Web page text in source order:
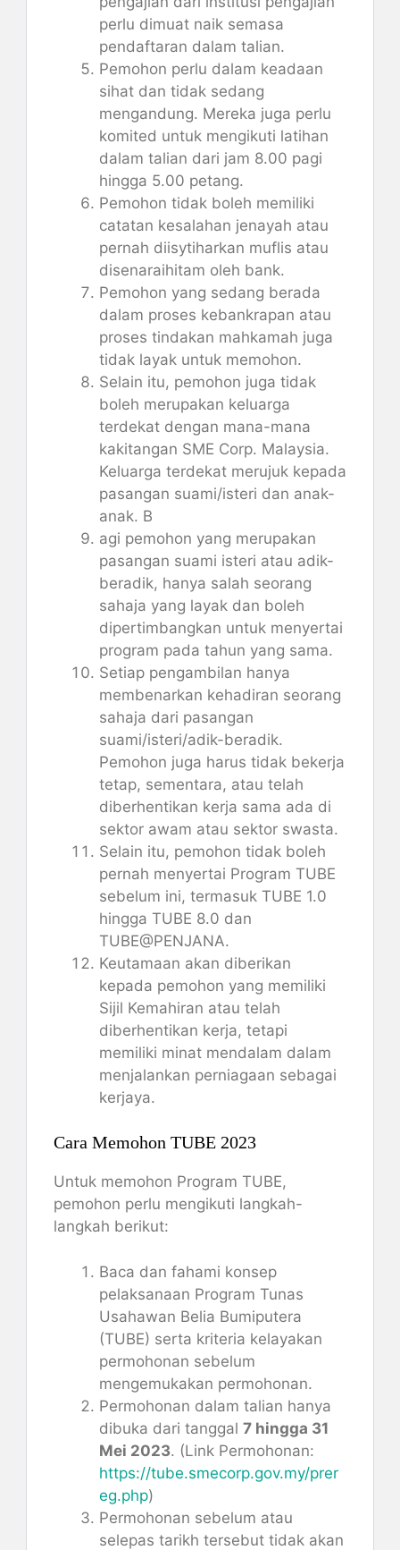
perlu dimuat naik semasa
pendaftaran dalam talian.
Pemohon perlu dalam keadaan
sihat dan tidak sedang
mengandung. Mereka juga perlu
komited untuk mengikuti latihan
dalam talian dari jam 8.00 pagi
hingga 5.00 petang.
Pemohon tidak boleh memiliki
catatan kesalahan jenayah atau
pernah diisytiharkan muflis atau
disenaraihitam oleh bank.
Pemohon yang sedang berada
dalam proses kebankrapan atau
proses tindakan mahkamah juga
tidak layak untuk memohon.
Selain itu, pemohon juga tidak
boleh merupakan keluarga
terdekat dengan mana-mana
kakitangan SME Corp. Malaysia.
Keluarga terdekat merujuk kepada
pasangan suami/isteri dan anak-
anak. B
agi pemohon yang merupakan
pasangan suami isteri atau adik-
beradik, hanya salah seorang
sahaja yang layak dan boleh
dipertimbangkan untuk menyertai
program pada tahun yang sama.
Setiap pengambilan hanya
membenarkan kehadiran seorang
sahaja dari pasangan
suami/isteri/adik-beradik.
Pemohon juga harus tidak bekerja
tetap, sementara, atau telah
diberhentikan kerja sama ada di
sektor awam atau sektor swasta.
Selain itu, pemohon tidak boleh
pernah menyertai Program TUBE
sebelum ini, termasuk TUBE 1.0
hingga TUBE 8.0 dan
TUBE@PENJANA.
Keutamaan akan diberikan
kepada pemohon yang memiliki
Sijil Kemahiran atau telah
diberhentikan kerja, tetapi
memiliki minat mendalam dalam
menjalankan perniagaan sebagai
kerjaya.
Cara Memohon TUBE 2023
Untuk memohon Program TUBE,
pemohon perlu mengikuti langkah-
langkah berikut:
Baca dan fahami konsep
pelaksanaan Program Tunas
Usahawan Belia Bumiputera
(TUBE) serta kriteria kelayakan
permohonan sebelum
mengemukakan permohonan.
Permohonan dalam talian hanya
dibuka dari tanggal 7 hingga 31
Mei 2023. (Link Permohonan:
https://tube.smecorp.gov.my/prer
eg.php)
Permohonan sebelum atau
selepas tarikh tersebut tidak akan